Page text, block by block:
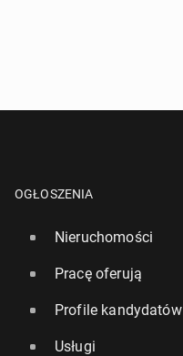
OGŁOSZENIA
Nieruchomości
Pracę oferują
Profile kandydatów
Usługi